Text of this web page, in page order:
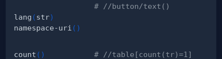
# //button/text()
lang (str)
namespace-uri ( )
count ( )
# //table[count(tr)=1]